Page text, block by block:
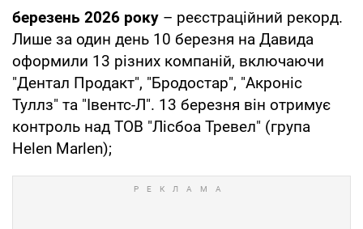
березень 2026 року – реєстраційний рекорд.
Лише за один день 10 березня на Давида
оформили 13 різних компаній, включаючи
"Дентал Продакт", "Бродостар", "Акроніс
Туллз" та "Івентс-Л". 13 березня він отримує
контроль над ТОВ "Лісбоа Тревел" (група
Helen Marlen);